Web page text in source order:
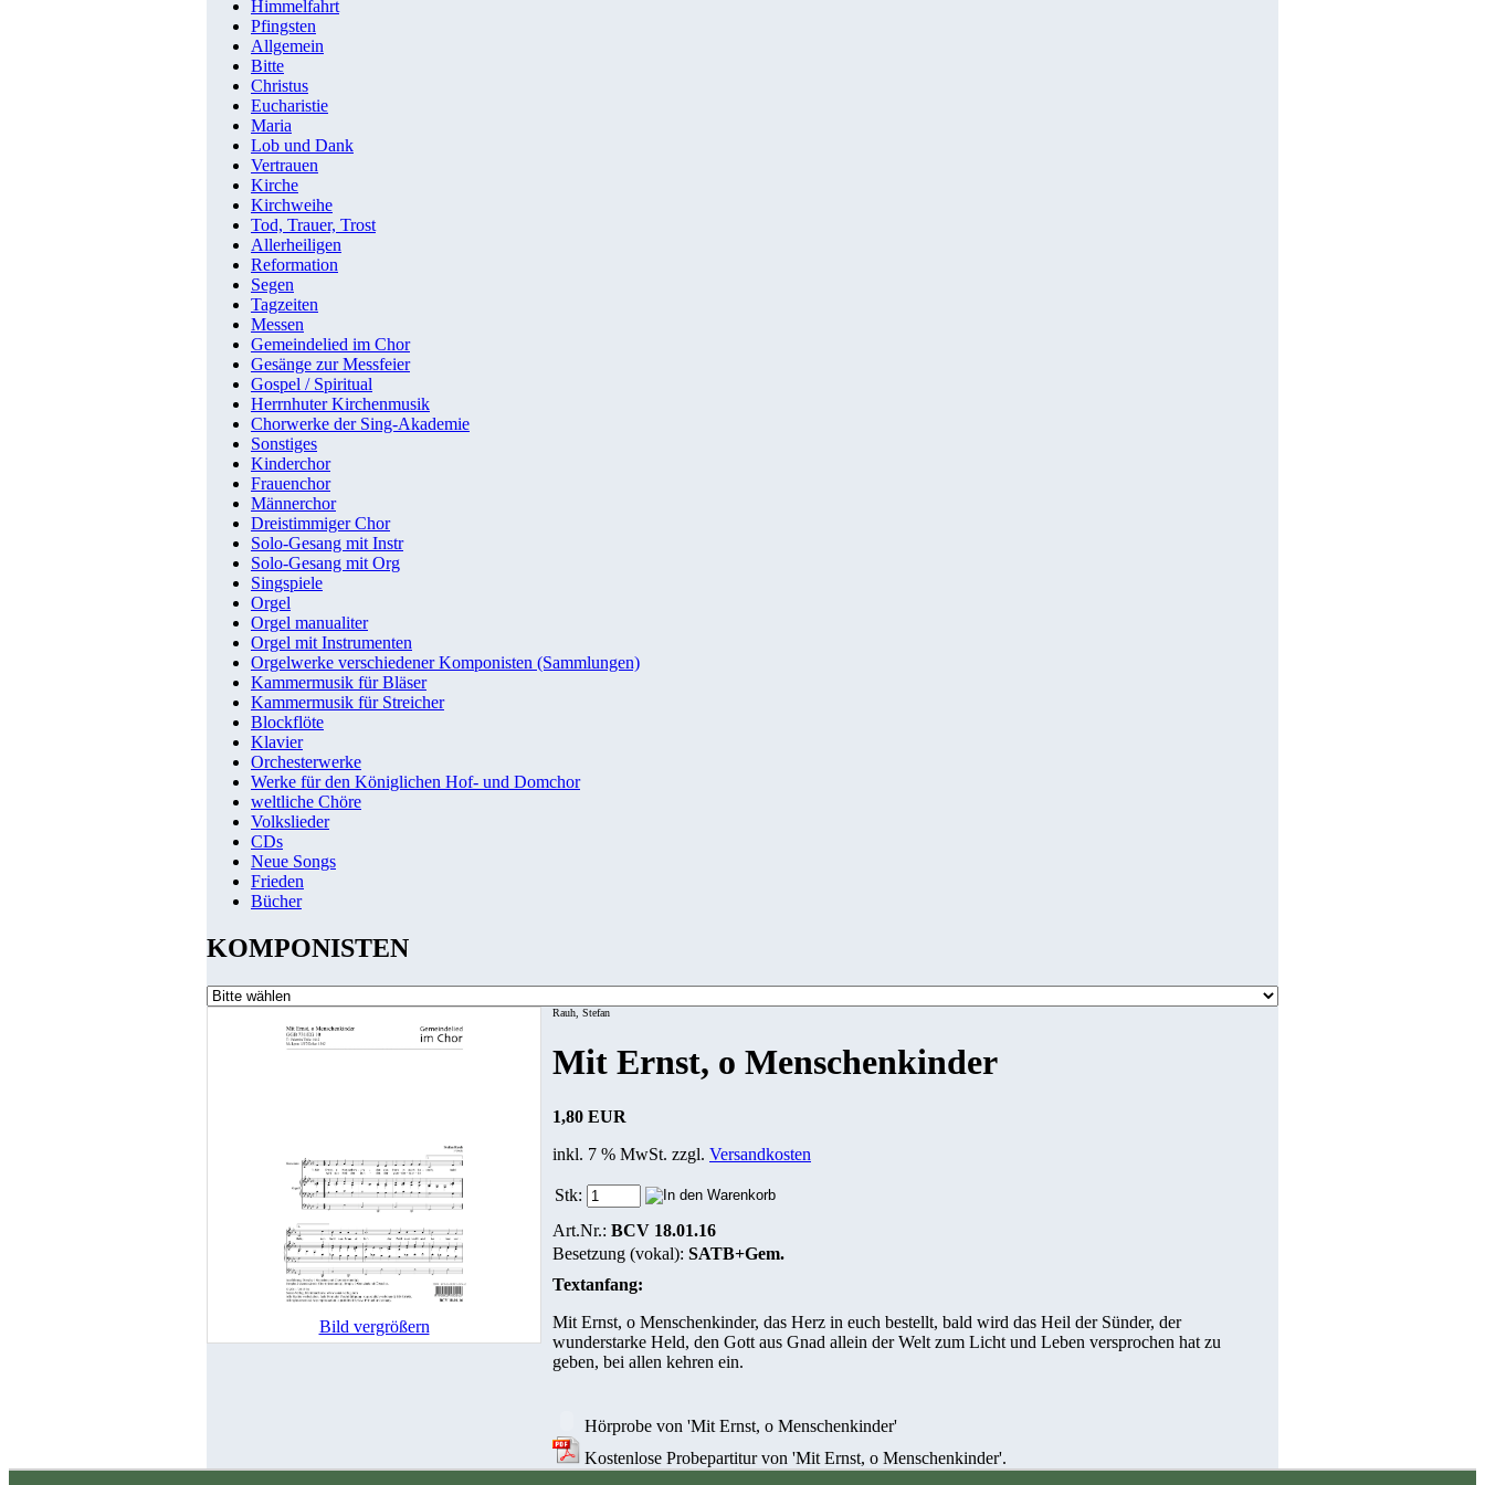
Himmelfahrt
Pfingsten
Allgemein
Bitte
Christus
Eucharistie
Maria
Lob und Dank
Vertrauen
Kirche
Kirchweihe
Tod, Trauer, Trost
Allerheiligen
Reformation
Segen
Tagzeiten
Messen
Gemeindelied im Chor
Gesänge zur Messfeier
Gospel / Spiritual
Herrnhuter Kirchenmusik
Chorwerke der Sing-Akademie
Sonstiges
Kinderchor
Frauenchor
Männerchor
Dreistimmiger Chor
Solo-Gesang mit Instr
Solo-Gesang mit Org
Singspiele
Orgel
Orgel manualiter
Orgel mit Instrumenten
Orgelwerke verschiedener Komponisten (Sammlungen)
Kammermusik für Bläser
Kammermusik für Streicher
Blockflöte
Klavier
Orchesterwerke
Werke für den Königlichen Hof- und Domchor
weltliche Chöre
Volkslieder
CDs
Neue Songs
Frieden
Bücher
KOMPONISTEN
Bild vergrößern
Rauh, Stefan
Mit Ernst, o Menschenkinder
1,80 EUR
inkl. 7 % MwSt. zzgl. Versandkosten
Stk:
Art.Nr.: BCV 18.01.16
Besetzung (vokal): SATB+Gem.
Textanfang:
Mit Ernst, o Menschenkinder, das Herz in euch bestellt, bald wird das Heil der Sünder, der
wunderstarke Held, den Gott aus Gnad allein der Welt zum Licht und Leben versprochen hat zu
geben, bei allen kehren ein.
Hörprobe von 'Mit Ernst, o Menschenkinder'
Kostenlose Probepartitur von 'Mit Ernst, o Menschenkinder'.